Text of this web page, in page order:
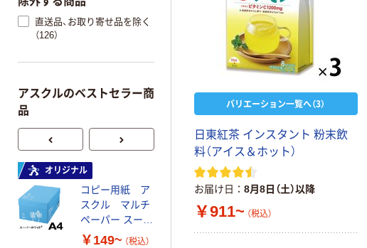
バリエーション一覧へ（3）
日東紅茶 インスタント 粉末飲
料（アイス＆ホット）
お届け日 8月8日（土）以降
￥911~ （税込）
直送品、お取り寄せ品を除く
（126）
アスクルのベストセラー商
品
オリジナル
コピー用紙 ア
スクル マルチ
ペーパー スーパ
ーホワイト+
￥149~ （税込）
本気プライス
ペーパータオル
100％ 200枚
FSC認証 シング
本